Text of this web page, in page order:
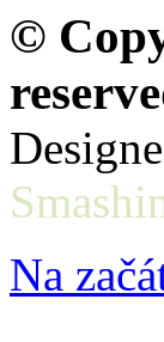
©
Na